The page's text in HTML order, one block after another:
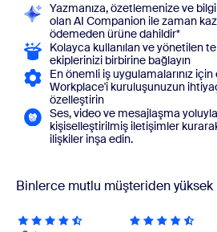
Yazmanıza, özetlemenize ve
olan AI Companion ile zaman
ödemeden ürüne dahildir*
Kolayca kullanılan ve yönetilen
ekiplerinizi birbirine bağlayın
En önemli iş uygulamalarınız
Workplace'i kuruluşunuzun
özelleştirin
Ses, video ve mesajlaşma
kişiselleştirilmiş iletişimler
ilişkiler inşa edin.
Binlerce mutlu müşteriden yüksek